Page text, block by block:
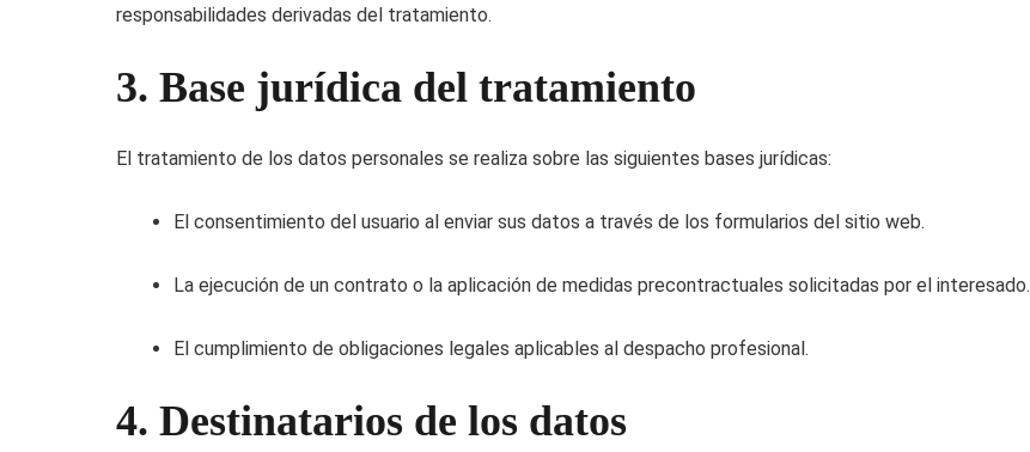
responsabilidades derivadas del tratamiento.
3. Base jurídica del tratamiento
El tratamiento de los datos personales se realiza sobre las siguientes bases jurídicas:
El consentimiento del usuario al enviar sus datos a través de los formularios del sitio web.
La ejecución de un contrato o la aplicación de medidas precontractuales solicitadas por el interesado.
El cumplimiento de obligaciones legales aplicables al despacho profesional.
4. Destinatarios de los datos